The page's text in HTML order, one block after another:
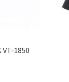
1850